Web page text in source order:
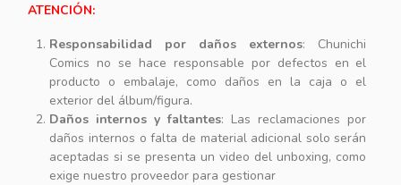
ATENCIÓN:
Responsabilidad por daños externos: Chunichi
Comics no se hace responsable por defectos en el
producto o embalaje, como daños en la caja o el
exterior del álbum/figura.
Daños internos y faltantes: Las reclamaciones por
daños internos o falta de material adicional solo serán
aceptadas si se presenta un video del unboxing, como
exige nuestro proveedor para gestionar